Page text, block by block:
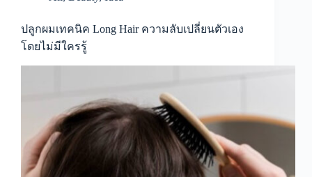
ปลูกผมเทคนิค Long Hair ความลับเปลี่ยนตัวเอง
โดยไม่มีใครรู้